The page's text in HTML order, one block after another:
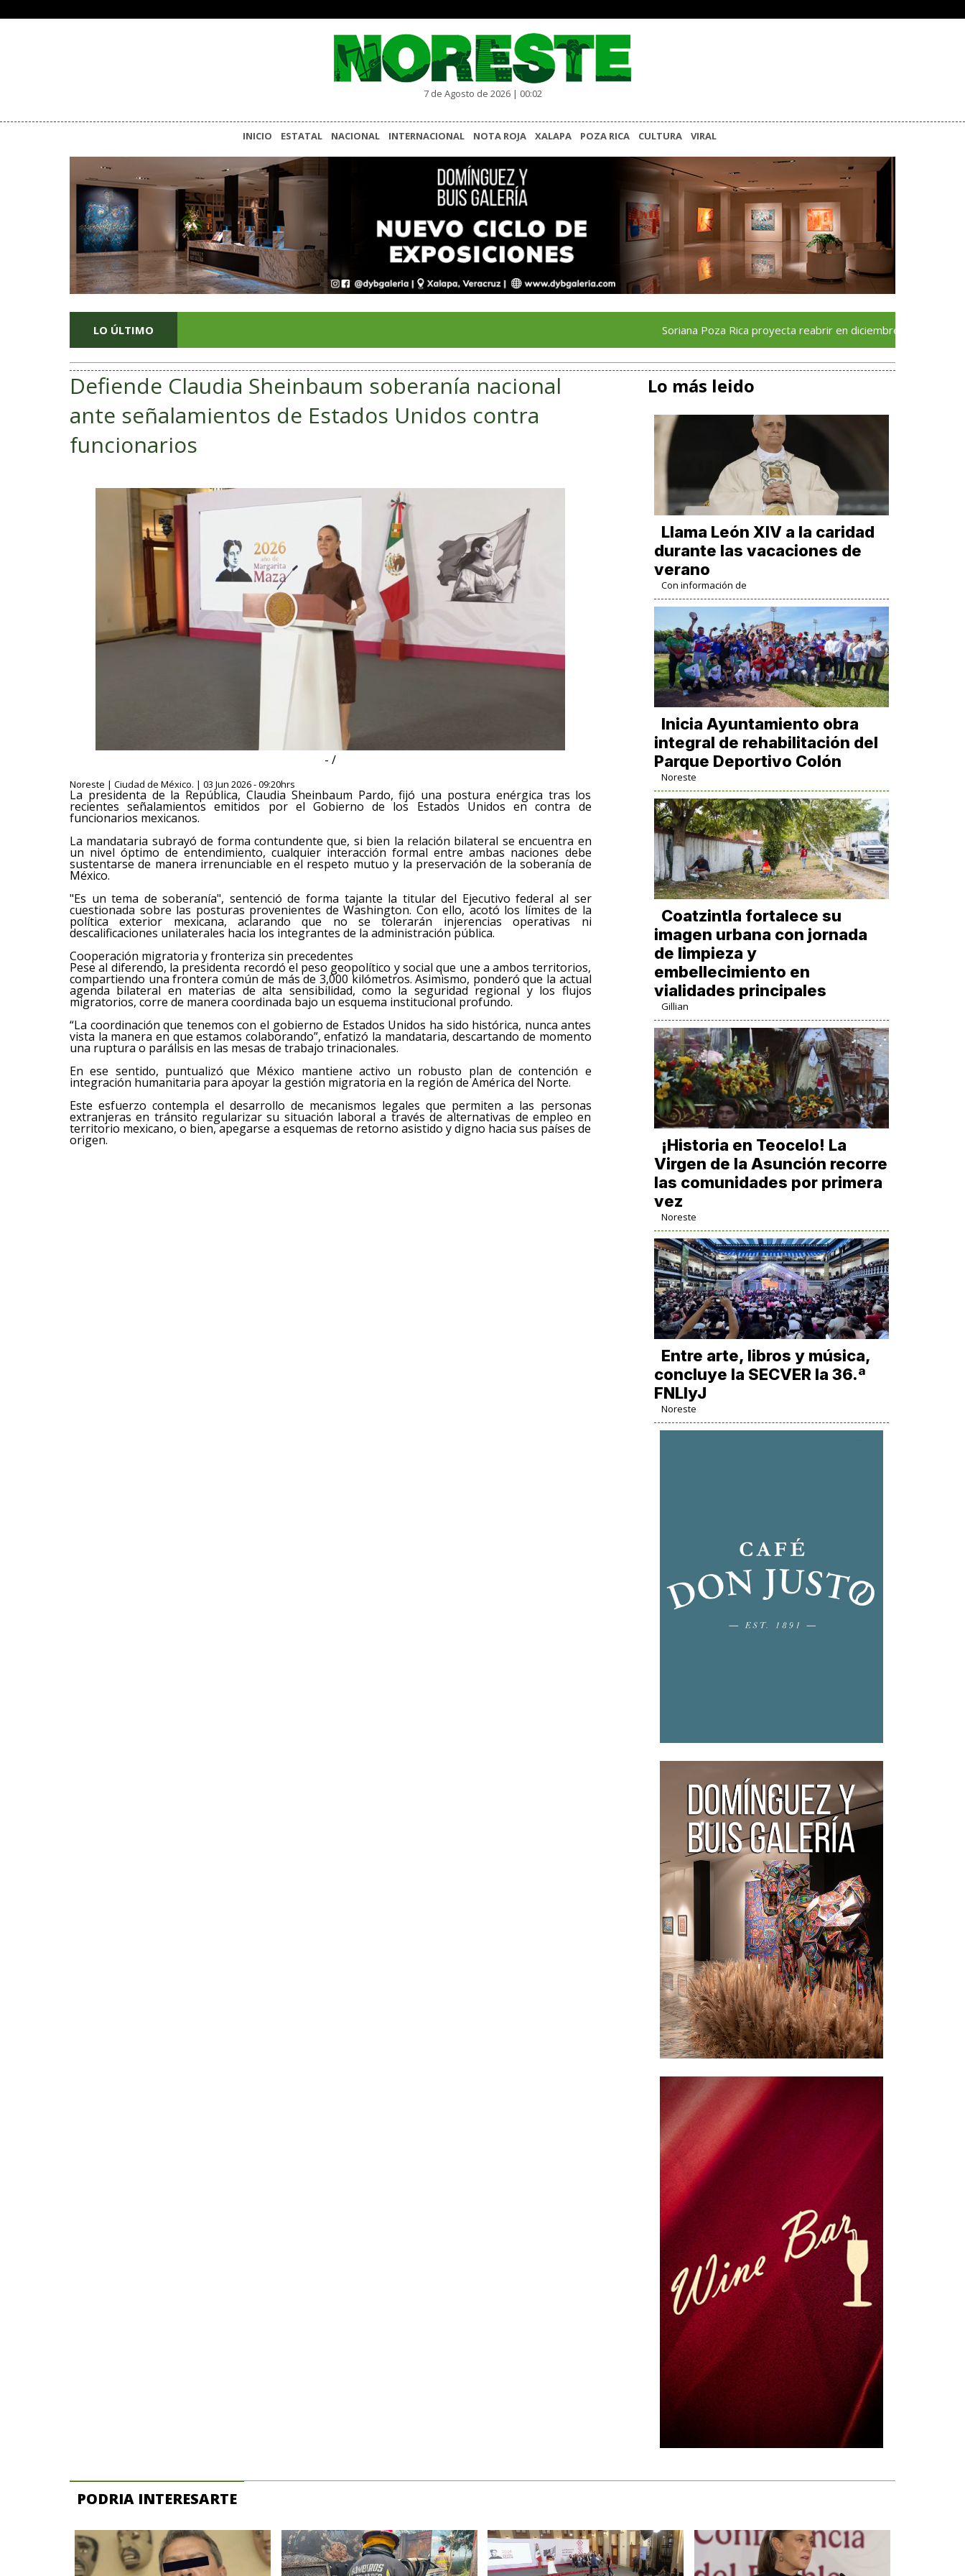
7 de Agosto de 2026 | 00:02
INICIO ESTATAL NACIONAL INTERNACIONAL NOTA ROJA XALAPA POZA RICA CULTURA VIRAL
LO ÚLTIMO Soriana Poza Rica proyecta reabrir en diciembre tras avance del 70 %
Defiende Claudia Sheinbaum soberanía nacional
ante señalamientos de Estados Unidos contra
funcionarios
- /
Noreste | Ciudad de México. | 03 Jun 2026 - 09:20hrs
La presidenta de la República, Claudia Sheinbaum Pardo, fijó una postura enérgica tras los
recientes señalamientos emitidos por el Gobierno de los Estados Unidos en contra de
funcionarios mexicanos.
La mandataria subrayó de forma contundente que, si bien la relación bilateral se encuentra en
un nivel óptimo de entendimiento, cualquier interacción formal entre ambas naciones debe
sustentarse de manera irrenunciable en el respeto mutuo y la preservación de la soberanía de
México.
"Es un tema de soberanía", sentenció de forma tajante la titular del Ejecutivo federal al ser
cuestionada sobre las posturas provenientes de Washington. Con ello, acotó los límites de la
política exterior mexicana, aclarando que no se tolerarán injerencias operativas ni
descalificaciones unilaterales hacia los integrantes de la administración pública.
Cooperación migratoria y fronteriza sin precedentes
Pese al diferendo, la presidenta recordó el peso geopolítico y social que une a ambos territorios,
compartiendo una frontera común de más de 3,000 kilómetros. Asimismo, ponderó que la actual
agenda bilateral en materias de alta sensibilidad, como la seguridad regional y los flujos
migratorios, corre de manera coordinada bajo un esquema institucional profundo.
“La coordinación que tenemos con el gobierno de Estados Unidos ha sido histórica, nunca antes
vista la manera en que estamos colaborando”, enfatizó la mandataria, descartando de momento
una ruptura o parálisis en las mesas de trabajo trinacionales.
En ese sentido, puntualizó que México mantiene activo un robusto plan de contención e
integración humanitaria para apoyar la gestión migratoria en la región de América del Norte.
Este esfuerzo contempla el desarrollo de mecanismos legales que permiten a las personas
extranjeras en tránsito regularizar su situación laboral a través de alternativas de empleo en
territorio mexicano, o bien, apegarse a esquemas de retorno asistido y digno hacia sus países de
origen.
Lo más leido
Llama León XIV a la caridad
durante las vacaciones de
verano
Con información de
Inicia Ayuntamiento obra
integral de rehabilitación del
Parque Deportivo Colón
Noreste
Coatzintla fortalece su
imagen urbana con jornada
de limpieza y
embellecimiento en
vialidades principales
Gillian
​¡Historia en Teocelo! La
Virgen de la Asunción recorre
las comunidades por primera
vez
Noreste
Entre arte, libros y música,
concluye la SECVER la 36.ª
FNLIyJ
Noreste
PODRIA INTERESARTE